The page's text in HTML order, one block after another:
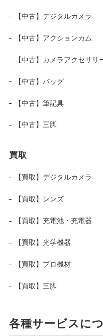
【中古】デジタルカメラ
【中古】アクションカム
【中古】カメラアクセサリ
【中古】バッグ
【中古】筆記具
【中古】三脚
買取
【買取】デジタルカメラ
【買取】レンズ
【買取】充電池・充電器
【買取】光学機器
【買取】プロ機材
【買取】三脚
各種サービスに